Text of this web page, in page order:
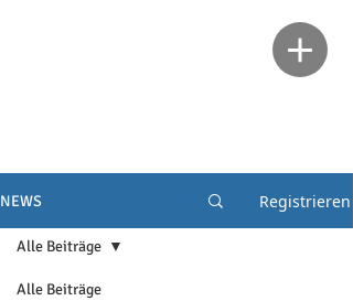
NEWS Registrieren
Alle Beiträge
Alle Beiträge